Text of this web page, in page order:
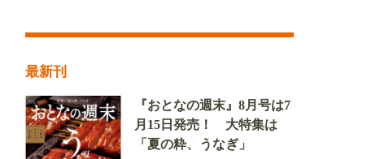
最新刊
『おとなの週末』8月号は7
月15日発売！ 大特集は
「夏の粋、うなぎ」